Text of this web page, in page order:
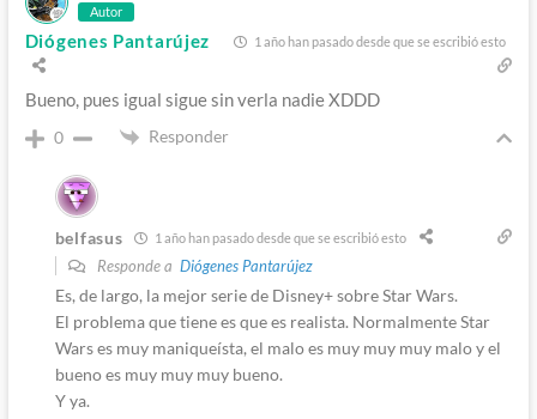
Autor
Diógenes Pantarújez 1 año han pasado desde que se escribió esto
Bueno, pues igual sigue sin verla nadie XDDD
0 Responder
belfasus 1 año han pasado desde que se escribió esto
Responde a Diógenes Pantarújez
Es, de largo, la mejor serie de Disney+ sobre Star Wars.
El problema que tiene es que es realista. Normalmente Star
Wars es muy maniqueísta, el malo es muy muy muy malo y el
bueno es muy muy muy bueno.
Y ya.